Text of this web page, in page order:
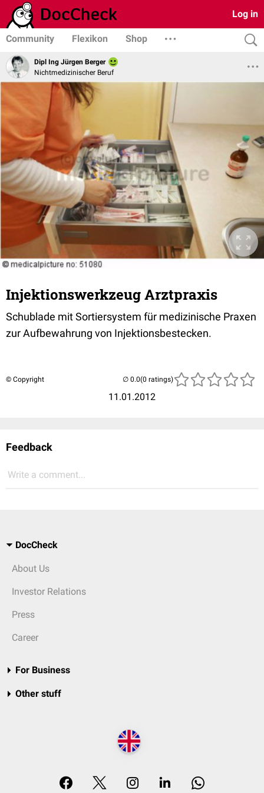
Log in
Community Flexikon Shop
Dipl Ing Jürgen Berger
Nichtmedizinischer Beruf
Injektionswerkzeug Arztpraxis
Schublade mit Sortiersystem für medizinische Praxen
zur Aufbewahrung von Injektionsbestecken.
© Copyright
11.01.2012
(0 ratings)
Feedback
Write a comment...
DocCheck
About Us
Investor Relations
Press
Career
For Business
Other stuff